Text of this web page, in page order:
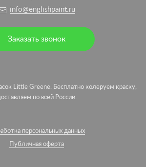
info@englishpaint.ru
Заказать звонок
Little Greene. Бесплатно колеруем краску,
по всей России.
персональных данных
Публичная оферта